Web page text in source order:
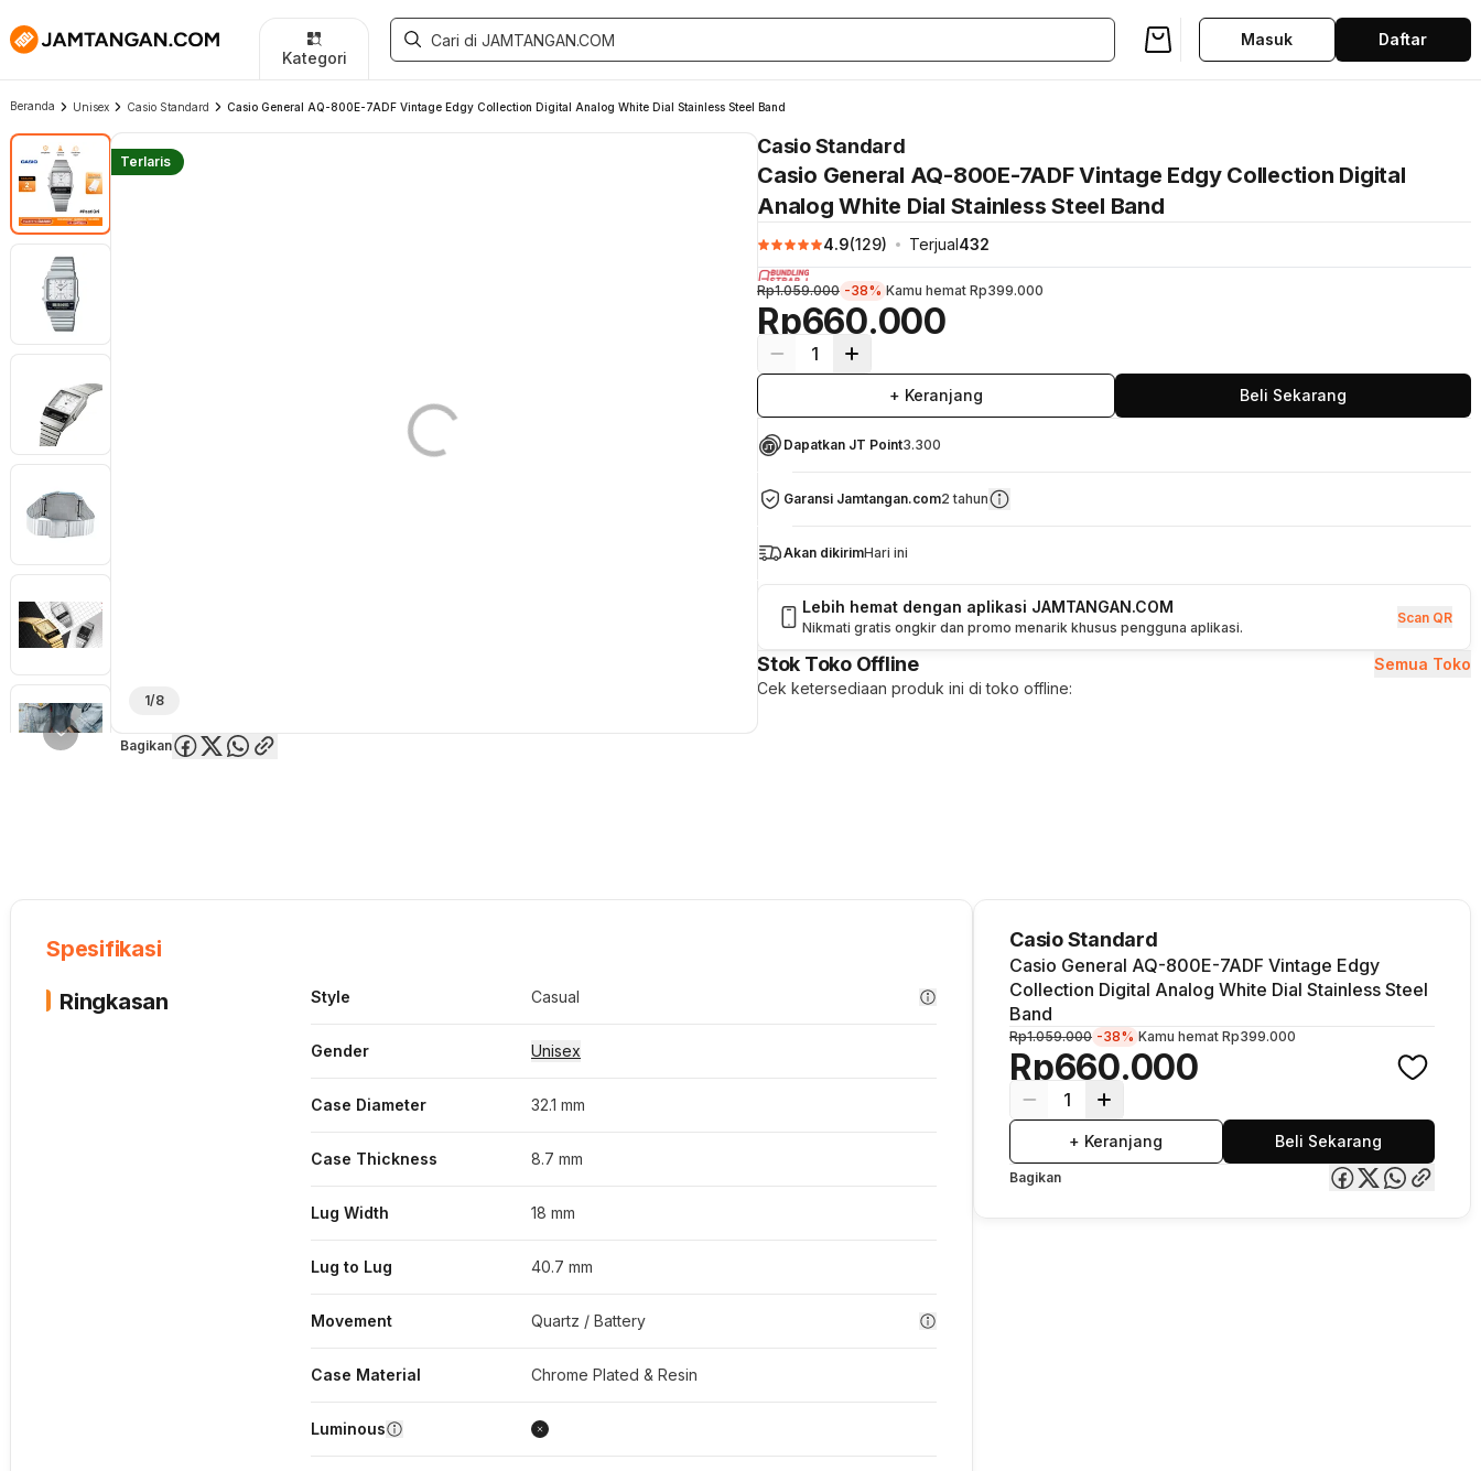
Kategori
Masuk Daftar
Beranda Unisex Casio Standard Casio General AQ-800E-7ADF Vintage Edgy Collection Digital Analog White Dial Stainless Steel Band
Terlaris
1/8
Bagikan
Casio Standard
Casio General AQ-800E-7ADF Vintage Edgy Collection Digital
Analog White Dial Stainless Steel Band
4.9(129) Terjual432
Rp660.000
Rp1.059.000 -38% Kamu hemat Rp399.000
1
+ Keranjang Beli Sekarang
Dapatkan JT Point3.300
Garansi Jamtangan.com2 tahun
Akan dikirimHari ini
Lebih hemat dengan aplikasi JAMTANGAN.COM
Nikmati gratis ongkir dan promo menarik khusus pengguna aplikasi.
Scan QR
Stok Toko Offline
Semua Toko
Cek ketersediaan produk ini di toko offline:
Spesifikasi
Ringkasan
Style Casual
Gender Unisex
Case Diameter 32.1 mm
Case Thickness 8.7 mm
Lug Width 18 mm
Lug to Lug 40.7 mm
Movement Quartz / Battery
Case Material Chrome Plated & Resin
Luminous
Casio Standard
Casio General AQ-800E-7ADF Vintage Edgy
Collection Digital Analog White Dial Stainless Steel
Band
Rp660.000
Rp1.059.000 -38% Kamu hemat Rp399.000
1
+ Keranjang Beli Sekarang
Bagikan